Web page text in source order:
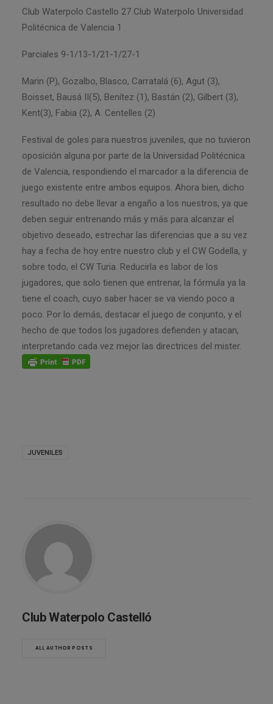
Club Waterpolo Castello 27 Club Waterpolo Universidad
Politécnica de Valencia 1
Parciales 9-1/13-1/21-1/27-1
Marin (P), Gozalbo, Blasco, Carratalá (6), Agut (3),
Boisset, Bausá II(5), Benítez (1), Bastán (2), Gilbert (3),
Kent(3), Fabia (2), A. Centelles (2)
Festival de goles para nuestros juveniles, que no tuvieron
oposición alguna por parte de la Universidad Politécnica
de Valencia, respondiendo el marcador a la diferencia de
juego existente entre ambos equipos. Ahora bien, dicho
resultado no debe llevar a engaño a los nuestros, ya que
deben seguir entrenando más y más para alcanzar el
objetivo deseado, estrechar las diferencias que a su vez
hay a fecha de hoy entre nuestro club y el CW Godella, y
sobre todo, el CW Turia. Reducirla es labor de los
jugadores, que solo tienen que entrenar, la fórmula ya la
tiene el coach, cuyo saber hacer se va viendo poco a
poco. Por lo demás, destacar el juego de conjunto, y el
hecho de que todos los jugadores defienden y atacan,
interpretando cada vez mejor las directrices del mister.
JUVENILES
Club Waterpolo Castelló
ALL AUTHOR POSTS